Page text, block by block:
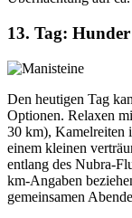
13. Tag: Hunder
Den heutigen Tag
Optionen. Relaxen
30 km), Kamelreiten
einem kleinen
entlang des Nubra-
km-Angaben
gemeinsamen